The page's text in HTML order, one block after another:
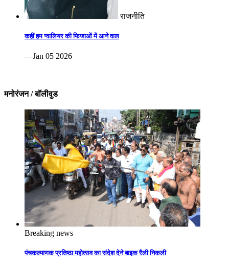
राजनीति
कहीं हम ग्वालियर की फिजाओं में आने वाल
—Jan 05 2026
मनोरंजन / बॉलीवुड
Breaking news
पंचकल्याणक प्रतिष्ठा महोत्सव का संदेश देने बाइक रैली निकली